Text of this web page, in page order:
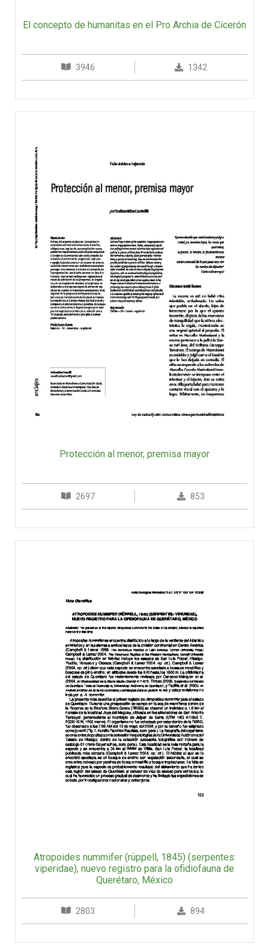
El concepto de humanitas en el Pro Archia de Cicerón
3946 1342
Protección al menor, premisa mayor
2697 853
Atropoides nummifer (rüppell, 1845) (serpentes:
viperidae), nuevo registro para la ofidiofauna de
Querétaro, México
2803 894